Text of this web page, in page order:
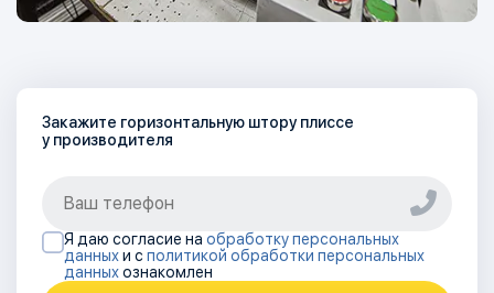
Закажите горизонтальную штору плиссе
у производителя
Я даю согласие на обработку персональных
данныхи с политикой обработки персональных
данныхознакомлен